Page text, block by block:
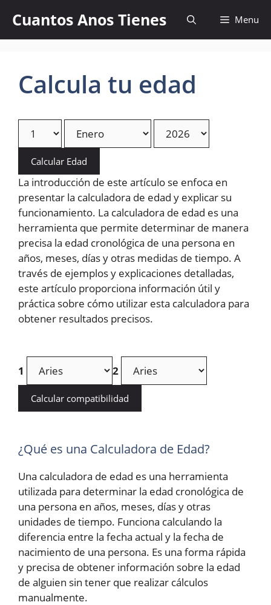
content
Cuantos Anos Tienes Menu
Calcula tu edad
Calcular Edad
La introducción de este artículo se enfoca en
presentar la calculadora de edad y explicar su
funcionamiento. La calculadora de edad es una
herramienta que permite determinar de manera
precisa la edad cronológica de una persona en
años, meses, días y otras medidas de tiempo. A
través de ejemplos y explicaciones detalladas,
este artículo proporciona información útil y
práctica sobre cómo utilizar esta calculadora para
obtener resultados precisos.
1 2
Calcular compatibilidad
¿Qué es una Calculadora de Edad?
Una calculadora de edad es una herramienta
utilizada para determinar la edad cronológica de
una persona en años, meses, días y otras
unidades de tiempo. Funciona calculando la
diferencia entre la fecha actual y la fecha de
nacimiento de una persona. Es una forma rápida
y precisa de obtener información sobre la edad
de alguien sin tener que realizar cálculos
manualmente.